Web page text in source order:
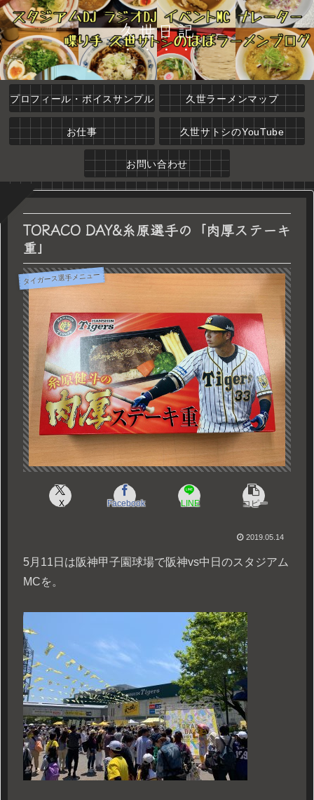
久世日記
プロフィール・ボイスサンプル 久世ラーメンマップ
お仕事 久世サトシのYouTube
お問い合わせ
TORACO DAY&糸原選手の「肉厚ステーキ
重」
タイガース選手メニュー
X Facebook LINE コピー
2019.05.14
5月11日は阪神甲子園球場で阪神vs中日のスタジアム
MCを。